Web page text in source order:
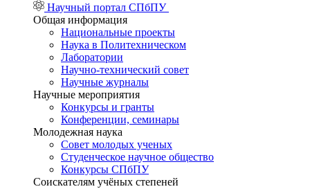
Научный портал СПбПУ
Общая информация
Национальные проекты
Наука в Политехническом
Лаборатории
Научно-технический совет
Научные журналы
Научные мероприятия
Конкурсы и гранты
Конференции, семинары
Молодежная наука
Совет молодых ученых
Студенческое научное общество
Конкурсы СПбПУ
Соискателям учёных степеней